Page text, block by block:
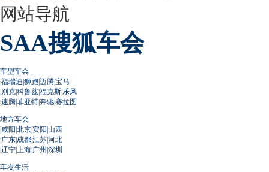
网站导航
SAA搜狐车会
车型车会
|福瑞迪|狮跑|迈腾|宝马
|别克|科鲁兹|福克斯|乐风
|速腾|菲亚特|奔驰|赛拉图
地方车会
|咸阳|北京|安阳|山西
|广东|成都|江苏|河北
|辽宁| 上海|广州 |深圳
车友生活